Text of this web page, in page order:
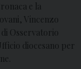
e la
Vincenzo
Osservatorio
diocesano per